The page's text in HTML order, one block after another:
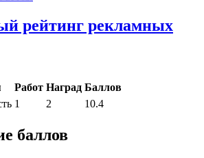
рейтинг рекламных
Работ Наград Баллов
1 2 10.4
баллов